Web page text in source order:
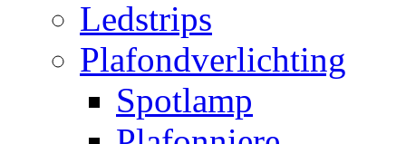
Ledstrips
Plafondverlichting
Spotlamp